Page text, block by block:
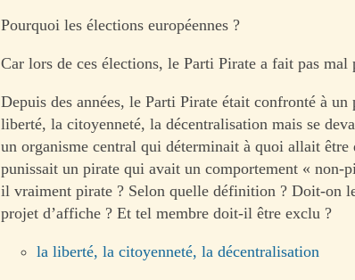
Pourquoi les élections européennes ?
Car lors de ces élections, le Parti Pirate a fait pas mal
Depuis des années, le Parti Pirate était confronté à
liberté, la citoyenneté, la décentralisation mais se
un organisme central qui déterminait à quoi allait être
punissait un pirate qui avait un comportement « non-
il vraiment pirate ? Selon quelle définition ? Doit-on
projet d’affiche ? Et tel membre doit-il être exclu ?
la liberté, la citoyenneté, la décentralisation